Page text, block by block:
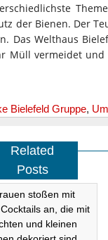
der Bienen. Der
Das Welthaus
Müll vermeidet
Bielefeld Gruppe,
Related
Posts